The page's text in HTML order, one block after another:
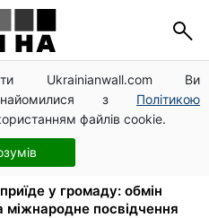
Ukrainianwall.com Ви
з Політикою
файлів cookie.
з вересня: від 2595
отримає
бронювання: Камельчук
на загальних
у громаду: обмін
міжнародне посвідчення